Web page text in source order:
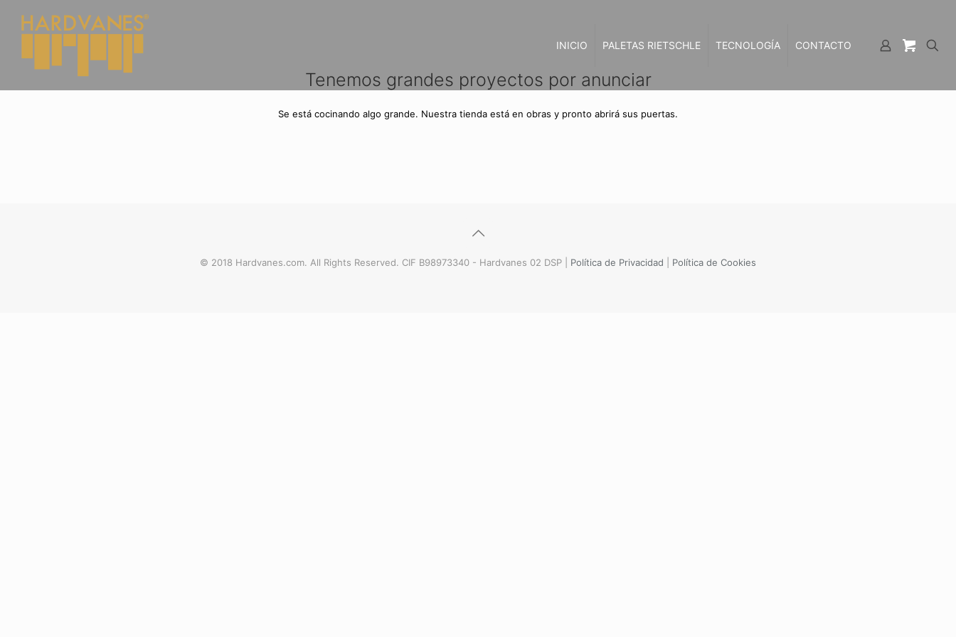
INICIO PALETAS RIETSCHLE TECNOLOGÍA CONTACTO
Tenemos grandes proyectos por anunciar
Se está cocinando algo grande. Nuestra tienda está en obras y pronto abrirá sus puertas.
© 2018 Hardvanes.com. All Rights Reserved. CIF B98973340 - Hardvanes 02 DSP | Política de Privacidad Política de Cookies